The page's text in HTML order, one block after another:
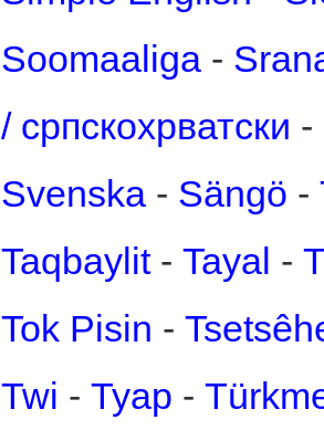
Soomaaliga -
/ српскохрватски -
Svenska - Sängö -
Taqbaylit- Tayal -
Tok Pisin -
Twi - Tyap -